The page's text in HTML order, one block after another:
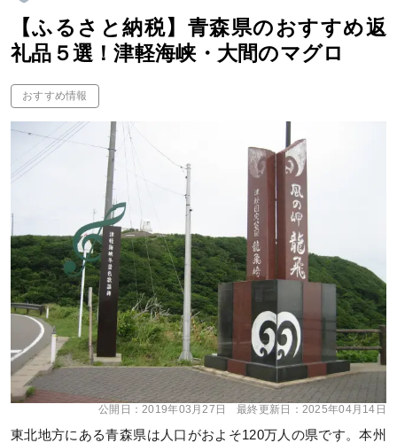
【ふるさと納税】青森県のおすすめ返
礼品５選！津軽海峡・大間のマグロ
おすすめ情報
公開日：2019年03月27日 最終更新日： 2025年04月14日
東北地方にある青森県は人口がおよそ120万人の県です。本州